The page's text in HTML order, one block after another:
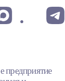
предприятие